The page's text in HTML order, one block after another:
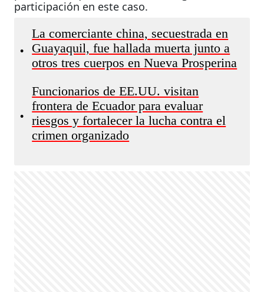
participación en este caso.
•
La comerciante china, secuestrada en
Guayaquil, fue hallada muerta junto a
otros tres cuerpos en Nueva Prosperina
•
Funcionarios de EE.UU. visitan
frontera de Ecuador para evaluar
riesgos y fortalecer la lucha contra el
crimen organizado